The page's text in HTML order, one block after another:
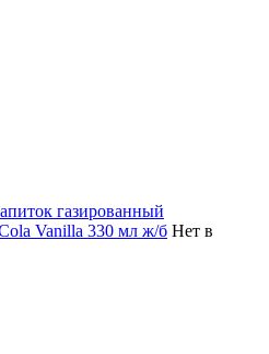
газированный
Vanilla 330 мл ж/б Нет в